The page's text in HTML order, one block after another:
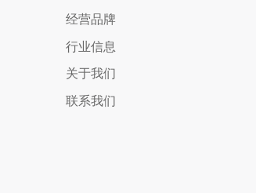
经营品牌
行业信息
关于我们
联系我们